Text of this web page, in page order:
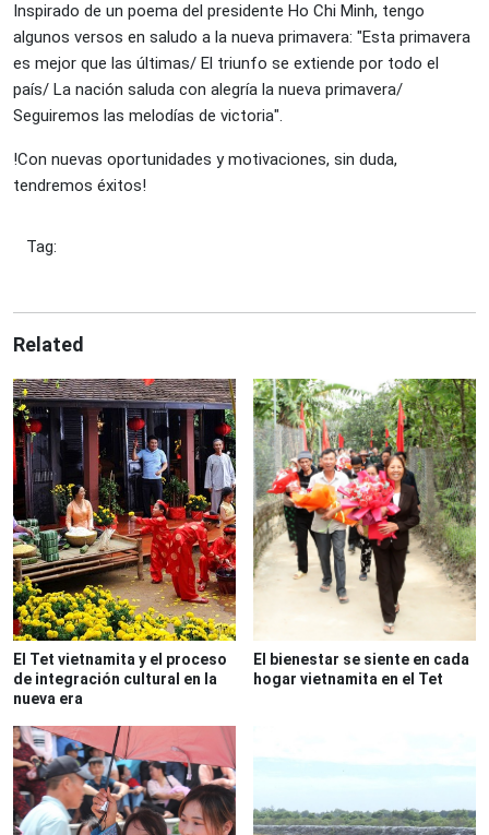
Inspirado de un poema del presidente Ho Chi Minh, tengo
algunos versos en saludo a la nueva primavera: "Esta primavera
es mejor que las últimas/ El triunfo se extiende por todo el
país/ La nación saluda con alegría la nueva primavera/
Seguiremos las melodías de victoria".
!Con nuevas oportunidades y motivaciones, sin duda,
tendremos éxitos!
Tag:
Related
El Tet vietnamita y el proceso
de integración cultural en la
nueva era
El bienestar se siente en cada
hogar vietnamita en el Tet